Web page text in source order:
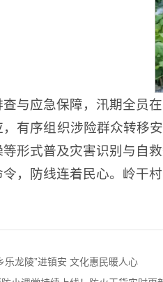
与应急保障，汛期全员
有序组织涉险群众转移
形式普及灾害识别与自
，防线连着民心。岭干
乐龙陵”进镇安 文化惠民暖人心